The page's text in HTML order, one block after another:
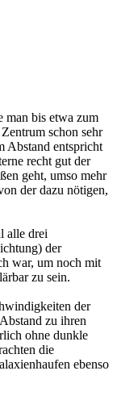
man bis etwa zum
schon sehr
Abstand entspricht
recht gut der
geht, umso mehr
der dazu nötigen,
alle drei
der
war, um noch mit
zu sein.
der
zu ihren
ohne dunkle
die
ebenso